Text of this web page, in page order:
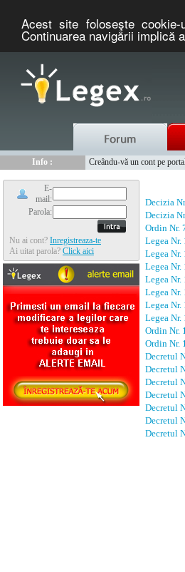
Acest site foloseşte
Continuarea navigării implică
Info :
Creându-vă un cont pe
E-
mail:
Parola:
Nu ai cont? Inregistreaza-te
Ai uitat parola? Click aici
Decizia
Decizia
Ordin Nr.
Legea
Legea
Legea
Legea
Legea
Legea
Legea
Ordin Nr.
Ordin Nr.
Decretul
Decretul
Decretul
Decretul
Decretul
Decretul
Decretul